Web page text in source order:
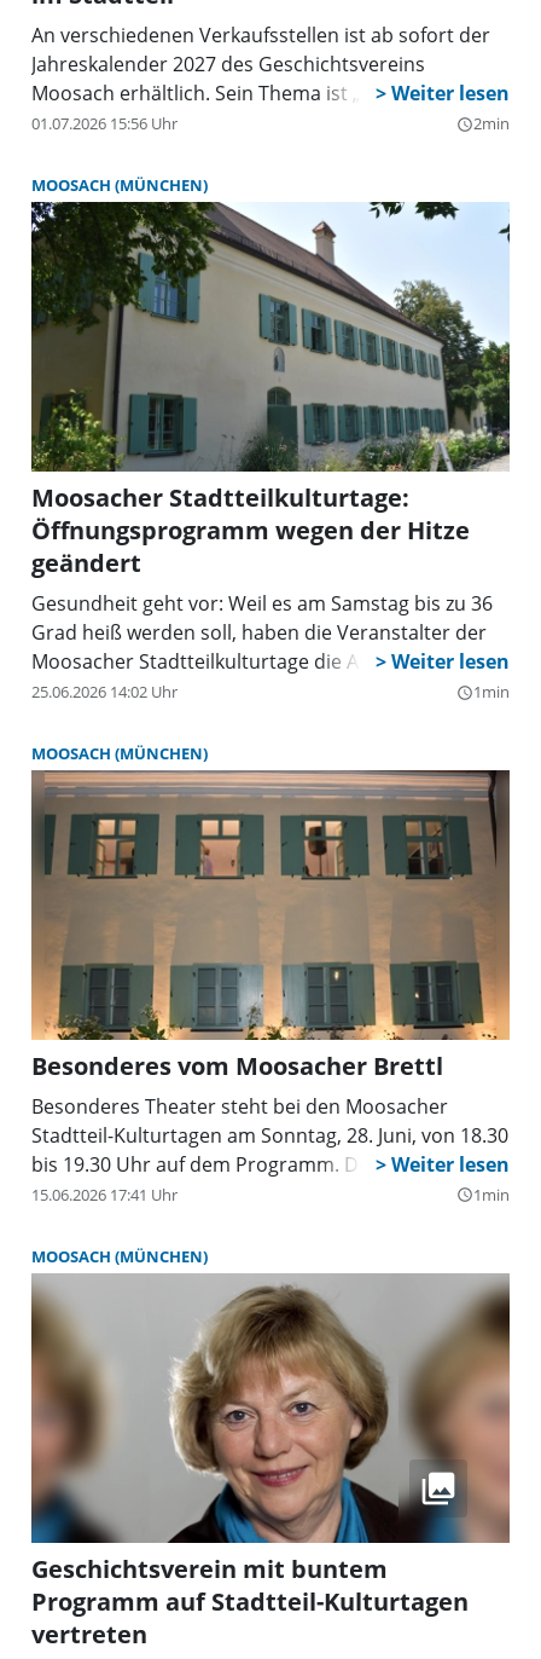
An verschiedenen Verkaufsstellen ist ab sofort der
Jahreskalender 2027 des Geschichtsvereins
Moosach erhältlich. Sein Thema ist „Wohnen in
Moosach”.
01.07.2026 15:56 Uhr query_builder2min
MOOSACH (MÜNCHEN)
Moosacher Stadtteilkulturtage:
Öffnungsprogramm wegen der Hitze
geändert
Gesundheit geht vor: Weil es am Samstag bis zu 36
Grad heiß werden soll, haben die Veranstalter der
Moosacher Stadtteilkulturtage die Auftritte an
diesem Tag abgesagt. Es werden auch keine
25.06.2026 14:02 Uhr query_builder1min
MOOSACH (MÜNCHEN)
Besonderes vom Moosacher Brettl
Besonderes Theater steht bei den Moosacher
Stadtteil-Kulturtagen am Sonntag, 28. Juni, von 18.30
bis 19.30 Uhr auf dem Programm. Der
Theaterverein „'s Moosacher Brett'l” präsentiert
experimentelles Theater, neue Erzählformen und
kreative Freiheit. Hier darf ausprobiert, hinterfragt
und neu gedacht werden. Klassische Strukturen
werden aufgebrochen, Szenen anders erzählt,
Perspektiven gewechselt.
15.06.2026 17:41 Uhr query_builder1min
MOOSACH (MÜNCHEN)
Geschichtsverein mit buntem
Programm auf Stadtteil-Kulturtagen
vertreten